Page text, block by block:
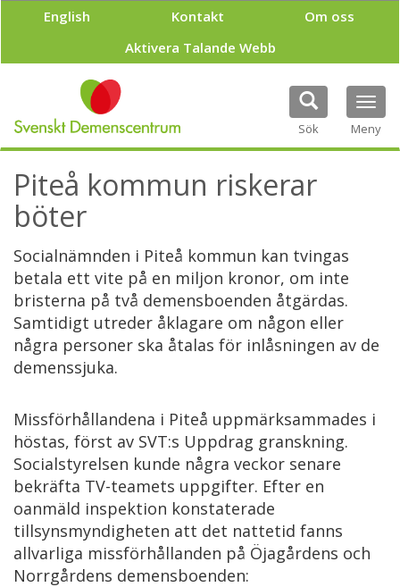
p
l
English Kontakt
Om oss
Aktivera Talande Webb
Sök Meny
Piteå kommun riskerar
böter
Socialnämnden i Piteå kommun kan tvingas
betala ett vite på en miljon kronor, om inte
bristerna på två demensboenden åtgärdas.
Samtidigt utreder åklagare om någon eller
några personer ska åtalas för inlåsningen av de
demenssjuka.
Missförhållandena i Piteå uppmärksammades i
höstas, först av SVT:s Uppdrag granskning.
Socialstyrelsen kunde några veckor senare
bekräfta TV-teamets uppgifter. Efter en
oanmäld inspektion konstaterade
tillsynsmyndigheten att det nattetid fanns
allvarliga missförhållanden på Öjagårdens och
Norrgårdens demensboenden: